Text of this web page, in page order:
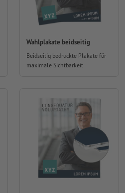
Wahlplakate beidseitig
Beidseitig bedruckte Plakate für
maximale Sichtbarkeit